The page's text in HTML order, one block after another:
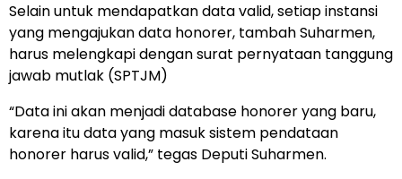
Selain untuk mendapatkan data valid, setiap instansi
yang mengajukan data honorer, tambah Suharmen,
harus melengkapi dengan surat pernyataan tanggung
jawab mutlak (SPTJM)
“Data ini akan menjadi database honorer yang baru,
karena itu data yang masuk sistem pendataan
honorer harus valid,” tegas Deputi Suharmen.